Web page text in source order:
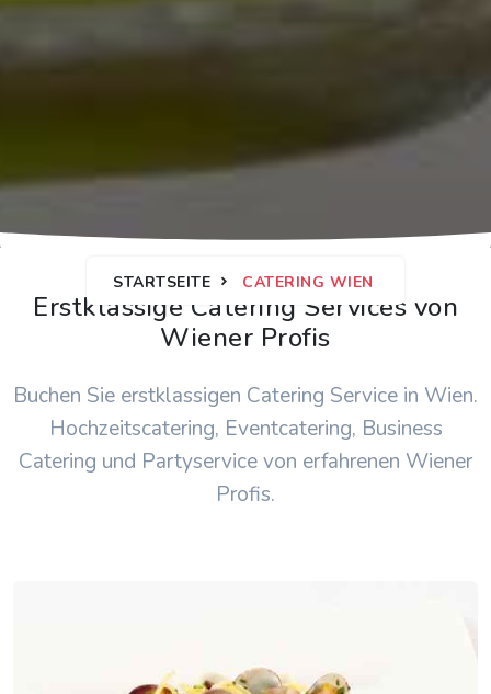
STARTSEITE CATERING WIEN
Erstklassige Catering Services von
Wiener Profis
Buchen Sie erstklassigen Catering Service in Wien.
Hochzeitscatering, Eventcatering, Business
Catering und Partyservice von erfahrenen Wiener
Profis.